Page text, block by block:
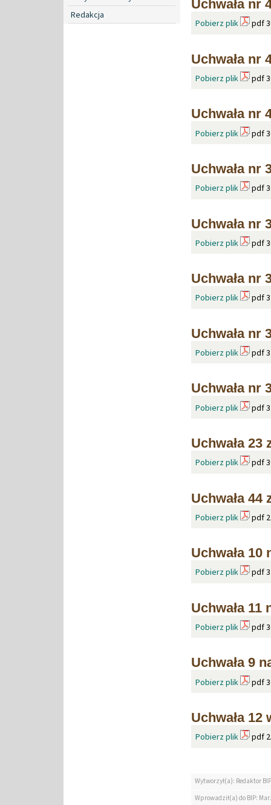
Redakcja
Uchwała nr
Pobierz plik pdf
Uchwała nr
Pobierz plik pdf
Uchwała nr
Pobierz plik pdf
Uchwała nr
Pobierz plik pdf
Uchwała nr
Pobierz plik pdf
Uchwała nr
Pobierz plik pdf
Uchwała nr
Pobierz plik pdf
Uchwała nr
Pobierz plik pdf
Uchwała
Pobierz plik pdf
Uchwała
Pobierz plik pdf
Uchwała 10
Pobierz plik pdf
Uchwała 11
Pobierz plik pdf
Uchwała 9
Pobierz plik pdf
Uchwała
Pobierz plik pdf
Wytworzył(a): Redaktor BIP
Wprowadził(a) do BIP: